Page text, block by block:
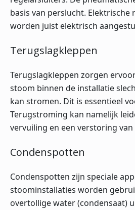
basis van perslucht. Elektrische
worden juist elektrisch
Terugslagkleppen
Terugslagkleppen zorgen
stoom binnen de installatie
kan stromen. Dit is essentieel
Terugstroming kan namelijk
vervuiling en een verstoring
Condenspotten
Condenspotten zijn speciale
stoominstallaties worden
overtollige water (condensaat)